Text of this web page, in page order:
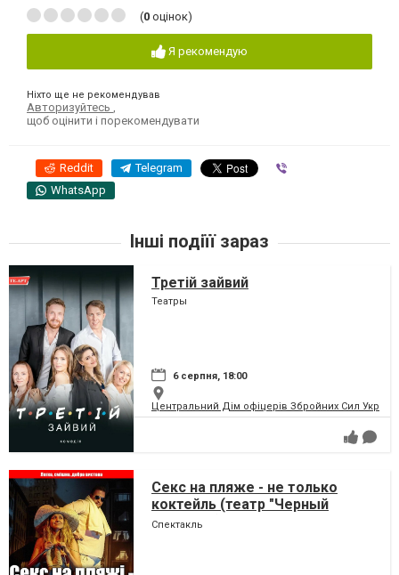
(0 оцінок)
Я рекомендую
Ніхто ще не рекомендував
Авторизуйтесь ,
щоб оцінити і порекомендувати
Reddit Telegram
WhatsApp
Інші подіїї зараз
Третій зайвий
Театры
6 серпня, 18:00
Центральний Дім офіцерів Збройних Сил
Секс на пляже - не только
коктейль (театр "Черный
Квадрат")
Спектакль